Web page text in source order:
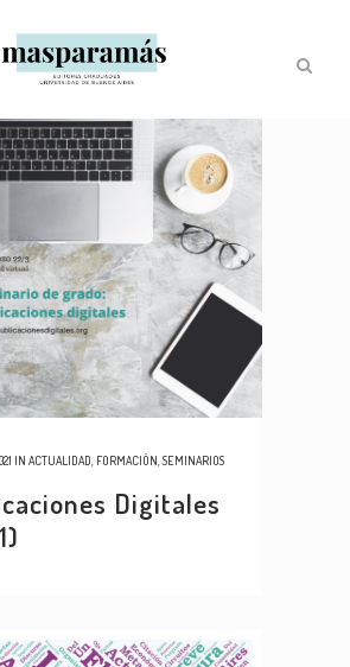
IN ACTUALIDAD FORMACIÓN ,SEMINARIOS
Digitales